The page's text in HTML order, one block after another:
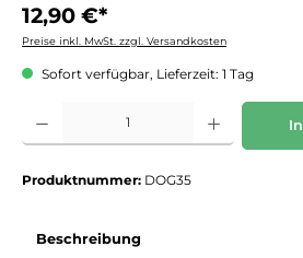
12,90 €*
Preise inkl. MwSt. zzgl. Versandkosten
Sofort verfügbar, Lieferzeit: 1 Tag
Produkt Anzahl: Gib den gewünschten Wert ein
Produktnummer: DOG35
Beschreibung